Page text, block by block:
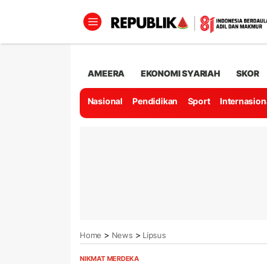
AMEERA EKONOMI SYARIAH SKOR
Nasional Pendidikan Sport
Home > News > Lipsus
NIKMAT MERDEKA